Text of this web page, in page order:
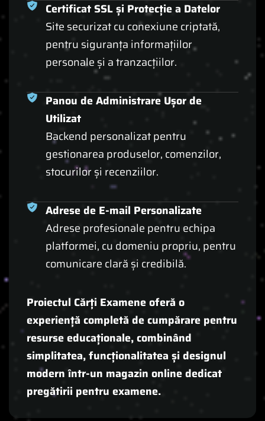
Certificat SSL și Protecție a Datelor
Site securizat cu conexiune criptată,
pentru siguranța informațiilor
personale și a tranzacțiilor.
Panou de Administrare Ușor de
Utilizat
Backend personalizat pentru
gestionarea produselor, comenzilor,
stocurilor și recenziilor.
Adrese de E-mail Personalizate
Adrese profesionale pentru echipa
platformei, cu domeniu propriu, pentru
comunicare clară și credibilă.
Proiectul Cărți Examene oferă o
experiență completă de cumpărare pentru
resurse educaționale, combinând
simplitatea, funcționalitatea și designul
modern într-un magazin online dedicat
pregătirii pentru examene.